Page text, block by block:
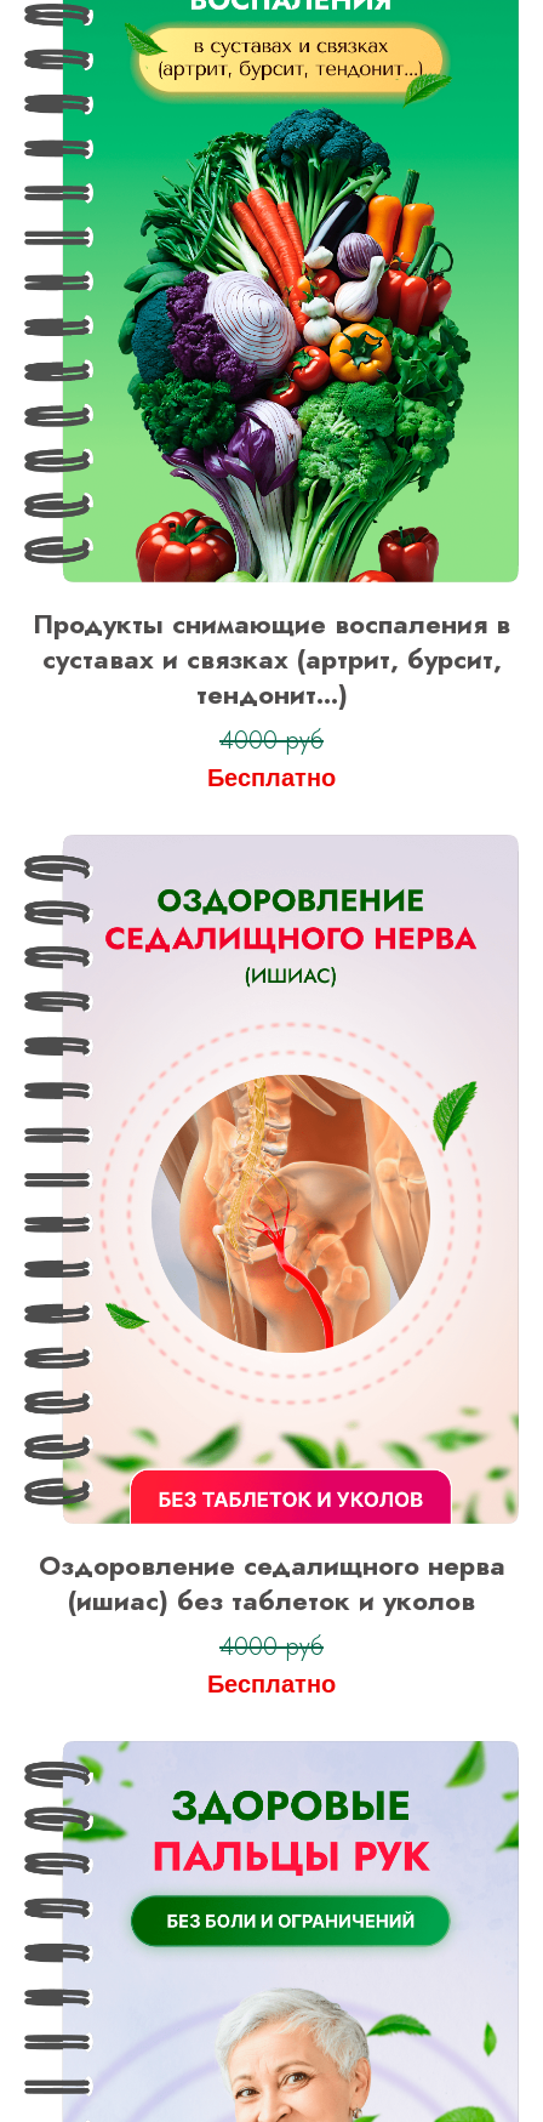
Продукты снимающие воспаления в
суставах и связках (артрит, бурсит,
тендонит...)
4000 руб
Бесплатно
Оздоровление седалищного нерва
(ишиас) без таблеток и уколов
4000 руб
Бесплатно
на тариф “Я сам”
Оформить заявку
на тариф “С куратором”
на тариф “Максимальный”